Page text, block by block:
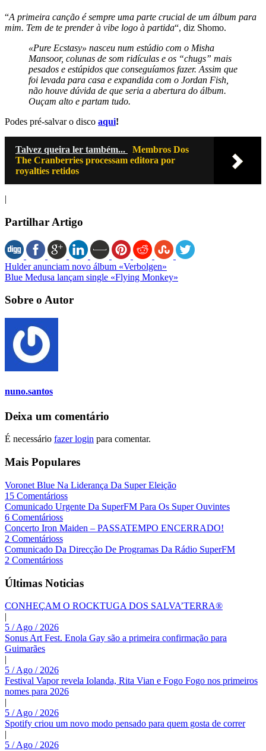
“A primeira canção é sempre uma parte crucial de um álbum para
mim. Tem de te prender à vibe logo à partida“, diz Shomo.
«Pure Ecstasy» nasceu num estúdio com o Misha
Mansoor, colunas de som ridículas e os “chugs” mais
pesados e estúpidos que conseguíamos fazer. Assim que
foi levada para casa e expandida com o Jordan Fish,
não houve dúvida de que seria a abertura do álbum.
Ouçam alto e partam tudo.
Podes pré-salvar o disco aqui!
Talvez queira ler também...
Membros Dos
The Cranberries processam editora por
royalties retidos
|
Partilhar Artigo
Hulder anunciam novo álbum «Verbolgen»
Blue Medusa lançam single «Flying Monkey»
Sobre o Autor
nuno.santos
Deixa um comentário
É necessário fazer login para comentar.
Mais Populares
Voronet Blue Na Liderança Da Super Eleição
15 Comentárioss
Comunicado Urgente Da SuperFM Para Os Super Ouvintes
6 Comentárioss
Concerto Iron Maiden – PASSATEMPO ENCERRADO!
2 Comentárioss
Comunicado Da Direcção De Programas Da Rádio SuperFM
2 Comentárioss
Últimas Noticias
CONHEÇAM O ROCKTUGA DOS SALVA’TERRA®
|
5 / Ago / 2026
Sonus Art Fest. Enola Gay são a primeira confirmação para
Guimarães
|
5 / Ago / 2026
Festival Vapor revela Iolanda, Rita Vian e Fogo Fogo nos primeiros
nomes para 2026
|
5 / Ago / 2026
Spotify criou um novo modo pensado para quem gosta de correr
|
5 / Ago / 2026